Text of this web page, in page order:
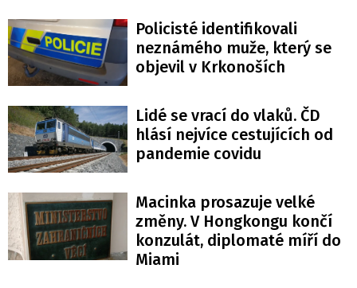
Policisté identifikovali
neznámého muže, který se
objevil v Krkonoších
Lidé se vrací do vlaků. ČD
hlásí nejvíce cestujících od
pandemie covidu
Macinka prosazuje velké
změny. V Hongkongu končí
konzulát, diplomaté míří do
Miami